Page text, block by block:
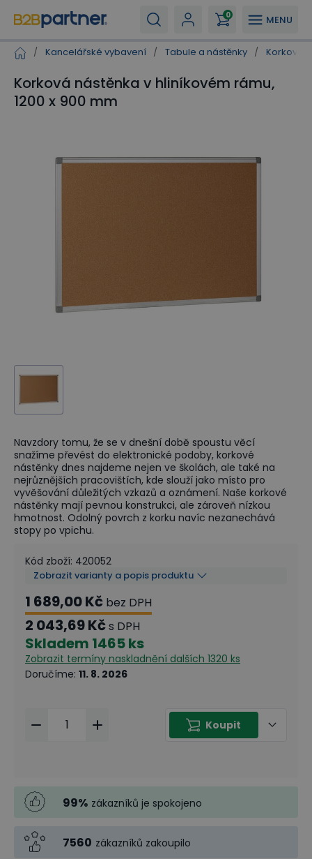
MENU
0
/ Kancelářské vybavení / Tabule a nástěnky / Korkové
Korková nástěnka v hliníkovém rámu,
1200 x 900 mm
Navzdory tomu, že se v dnešní době spoustu věcí
snažíme převést do elektronické podoby, korkové
nástěnky dnes najdeme nejen ve školách, ale také na
nejrůznějších pracovištích, kde slouží jako místo pro
vyvěšování důležitých vzkazů a oznámení. Naše korkové
nástěnky mají pevnou konstrukci, ale zároveň nízkou
hmotnost. Odolný povrch z korku navíc nezanechává
stopy po vpichu.
Kód zboží: 420052
Zobrazit varianty a popis produktu
1 689,00 Kč bez DPH
2 043,69 Kčs DPH
Skladem 1465 ks
Zobrazit termíny naskladnění dalších 1320 ks
Doručíme: 11. 8. 2026
Koupit
99% zákazníků je spokojeno
7560 zákazníků zakoupilo